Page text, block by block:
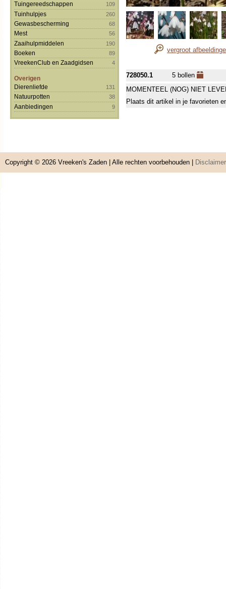
Tuingereedschappen 109
Tuinhulpjes 260
Gewasbescherming 68
Mest 56
Zaaihulpmiddelen 190
Boeken 89
VreekenClub en Zaadgidsen 4
Overigen
Dierenliefde
131
Natuurpotten 38
Aanbiedingen 9
vergroot
728050.1
5 bollen
MOMENTEEL (NOG) NIET
Plaats dit artikel in je favorieten
Copyright © 2026 Vreeken's Zaden | Alle rechten voorbehouden | Disclaimer